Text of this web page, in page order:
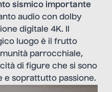
sismico importante
audio con dolby
digitale 4K. Il
luogo è il frutto
parrocchiale,
di figure che si sono
soprattutto passione.